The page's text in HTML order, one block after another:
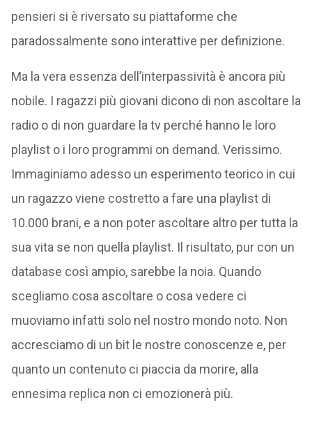
pensieri si è riversato su piattaforme che
paradossalmente sono interattive per definizione.
Ma la vera essenza dell’interpassività è ancora più
nobile. I ragazzi più giovani dicono di non ascoltare la
radio o di non guardare la tv perché hanno le loro
playlist o i loro programmi on demand. Verissimo.
Immaginiamo adesso un esperimento teorico in cui
un ragazzo viene costretto a fare una playlist di
10.000 brani, e a non poter ascoltare altro per tutta la
sua vita se non quella playlist. Il risultato, pur con un
database così ampio, sarebbe la noia. Quando
scegliamo cosa ascoltare o cosa vedere ci
muoviamo infatti solo nel nostro mondo noto. Non
accresciamo di un bit le nostre conoscenze e, per
quanto un contenuto ci piaccia da morire, alla
ennesima replica non ci emozionerà più.